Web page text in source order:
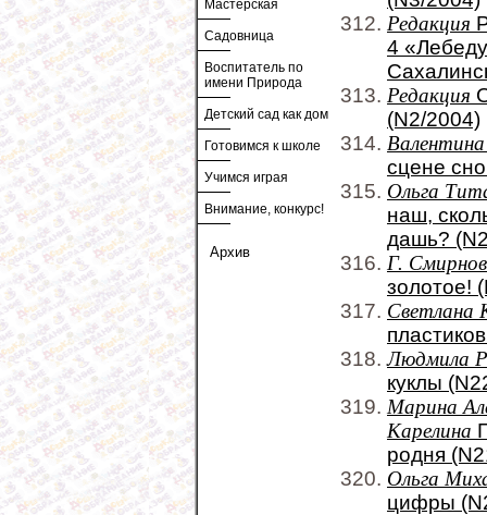
Мастерская
Садовница
Воспитатель по
имени Природа
Детский сад как дом
Готовимся к школе
Учимся играя
Внимание, конкурс!
Архив
Редакция
4
Редакция
(N2/2004)
сцене
Ольга
наш,
дашь?
Г.
золотое!
Светлана
Людмила
куклы
Марина
Карелина
родня
Ольга
цифры